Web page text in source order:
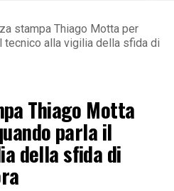
stampa Thiago Motta per
tecnico alla vigilia della sfida di
Thiago Motta
parla il
della sfida di